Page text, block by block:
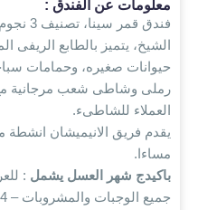
معلومات عن الفندق :
فندق
الشيخ، يتميز بالطابع
حيوانات صغيره، وحمامات
رملى وشاطى شعب مرجانية
العملاء للشاطىء.
يقدم فريق الانيميشان انشطة
مساءا.
باكيدج شهر العسل يشمل :
جميع الوجبات والمشروبات – 4 ايام 3 ليالى